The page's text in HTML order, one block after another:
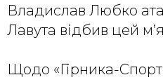
Владислав Любко
Лавута відбив цей
Щодо «Гірника-